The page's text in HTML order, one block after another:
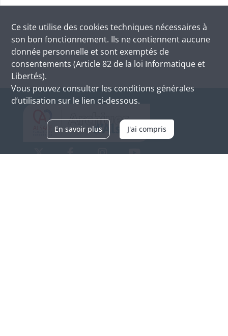
Ce site utilise des cookies techniques nécessaires à
son bon fonctionnement. Ils ne contiennent aucune
donnée personnelle et sont exemptés de
consentements (Article 82 de la loi Informatique et
Libertés).
Vous pouvez consulter les conditions générales
d’utilisation sur le lien ci-dessous.
En savoir plus J'ai compris